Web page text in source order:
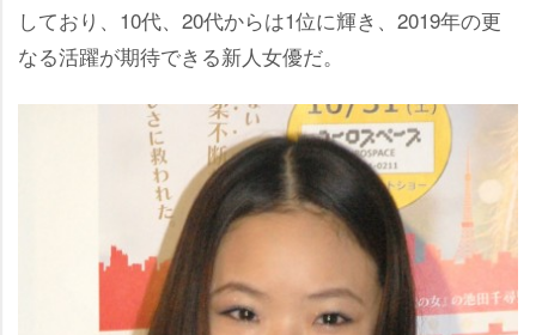
しており、10代、20代からは1位に輝き、2019年の更
なる活躍が期待できる新人女優だ。